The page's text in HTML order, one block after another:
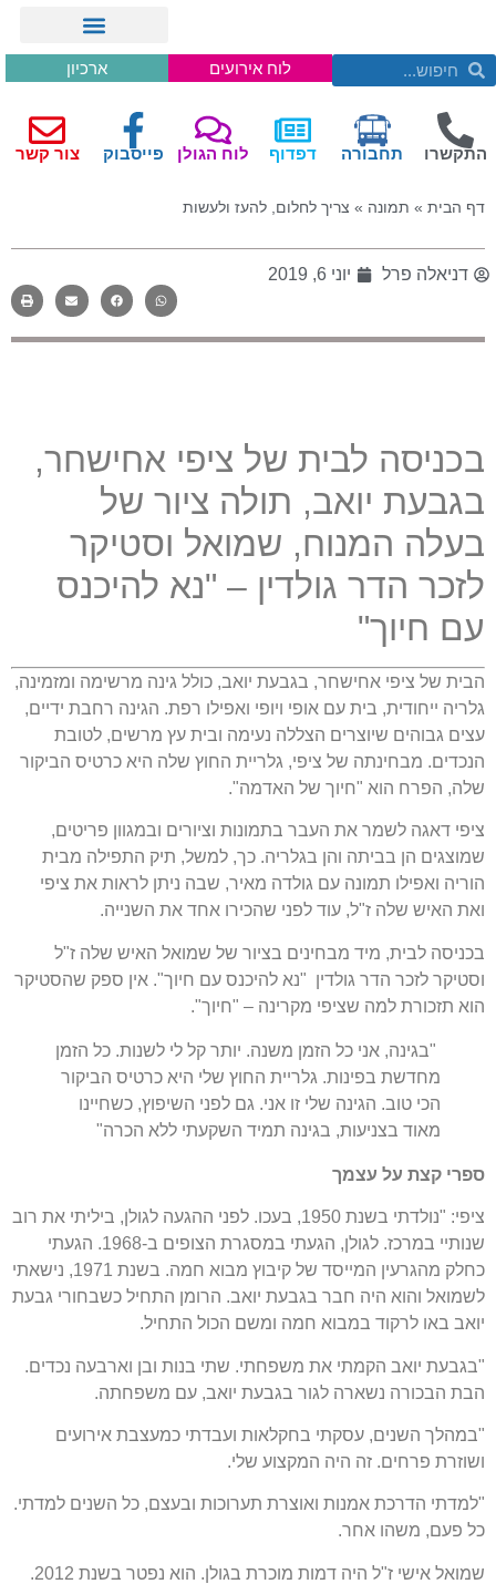
לוח אירועים ארכיון
התקשרו תחבורה דפדוף לוח הגולן פייסבוק צור קשר
דף הבית » תמונה » צריך לחלום, להעז ולעשות
דניאלה פרל יוני 6, 2019
בכניסה לבית של ציפי אחישחר,
בגבעת יואב, תולה ציור של
בעלה המנוח, שמואל וסטיקר
לזכר הדר גולדין – "נא להיכנס
עם חיוך"
הבית של ציפי אחישחר, בגבעת יואב, כולל גינה מרשימה ומזמינה,
גלריה ייחודית, בית עם אופי ויופי ואפילו רפת. הגינה רחבת ידיים,
עצים גבוהים שיוצרים הצללה נעימה ובית עץ מרשים, לטובת
הנכדים. מבחינתה של ציפי, גלריית החוץ שלה היא כרטיס הביקור
שלה, הפרח הוא "חיוך של האדמה".
ציפי דאגה לשמר את העבר בתמונות וציורים ובמגוון פריטים,
שמוצגים הן בביתה והן בגלריה. כך, למשל, תיק התפילה מבית
הוריה ואפילו תמונה עם גולדה מאיר, שבה ניתן לראות את ציפי
ואת האיש שלה ז"ל, עוד לפני שהכירו אחד את השנייה.
בכניסה לבית, מיד מבחינים בציור של שמואל האיש שלה ז"ל
וסטיקר לזכר הדר גולדין "נא להיכנס עם חיוך". אין ספק שהסטיקר
הוא תזכורת למה שציפי מקרינה – "חיוך".
"בגינה, אני כל הזמן משנה. יותר קל לי לשנות. כל הזמן
מחדשת בפינות. גלריית החוץ שלי היא כרטיס הביקור
הכי טוב. הגינה שלי זו אני. גם לפני השיפוץ, כשחיינו
מאוד בצניעות, בגינה תמיד השקעתי ללא הכרה"
ספרי קצת על עצמך
ציפי: "נולדתי בשנת 1950, בעכו. לפני ההגעה לגולן, ביליתי את רוב
שנותיי במרכז. לגולן, הגעתי במסגרת הצופים ב-1968. הגעתי
כחלק מהגרעין המייסד של קיבוץ מבוא חמה. בשנת 1971, נישאתי
לשמואל והוא היה חבר בגבעת יואב. הרומן התחיל כשבחורי גבעת
יואב באו לרקוד במבוא חמה ומשם הכול התחיל.
"בגבעת יואב הקמתי את משפחתי. שתי בנות ובן וארבעה נכדים.
הבת הבכורה נשארה לגור בגבעת יואב, עם משפחתה.
"במהלך השנים, עסקתי בחקלאות ועבדתי כמעצבת אירועים
ושוזרת פרחים. זה היה המקצוע שלי.
"למדתי הדרכת אמנות ואוצרת תערוכות ובעצם, כל השנים למדתי.
כל פעם, משהו אחר.
שמואל אישי ז"ל היה דמות מוכרת בגולן. הוא נפטר בשנת 2012.